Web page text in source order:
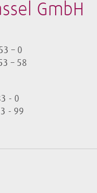
GmbH
– 0
– 58
- 0
- 99